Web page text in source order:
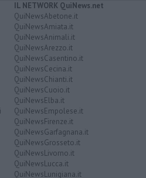
IL NETWORK QuiNews.net
QuiNewsAbetone.it
QuiNewsAmiata.it
QuiNewsAnimali.it
QuiNewsArezzo.it
QuiNewsCasentino.it
QuiNewsCecina.it
QuiNewsChianti.it
QuiNewsCuoio.it
QuiNewsElba.it
QuiNewsEmpolese.it
QuiNewsFirenze.it
QuiNewsGarfagnana.it
QuiNewsGrosseto.it
QuiNewsLivorno.it
QuiNewsLucca.it
QuiNewsLunigiana.it